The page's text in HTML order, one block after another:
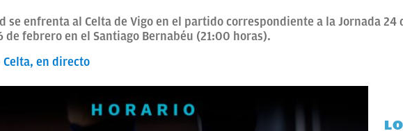
se enfrenta al Celta de Vigo en el partido correspondiente a la Jornada
de febrero en el Santiago Bernabéu (21:00 horas).
en directo